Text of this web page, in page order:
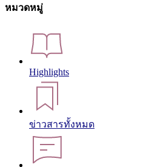
หมวดหมู่
Highlights
ข่าวสารทั้งหมด